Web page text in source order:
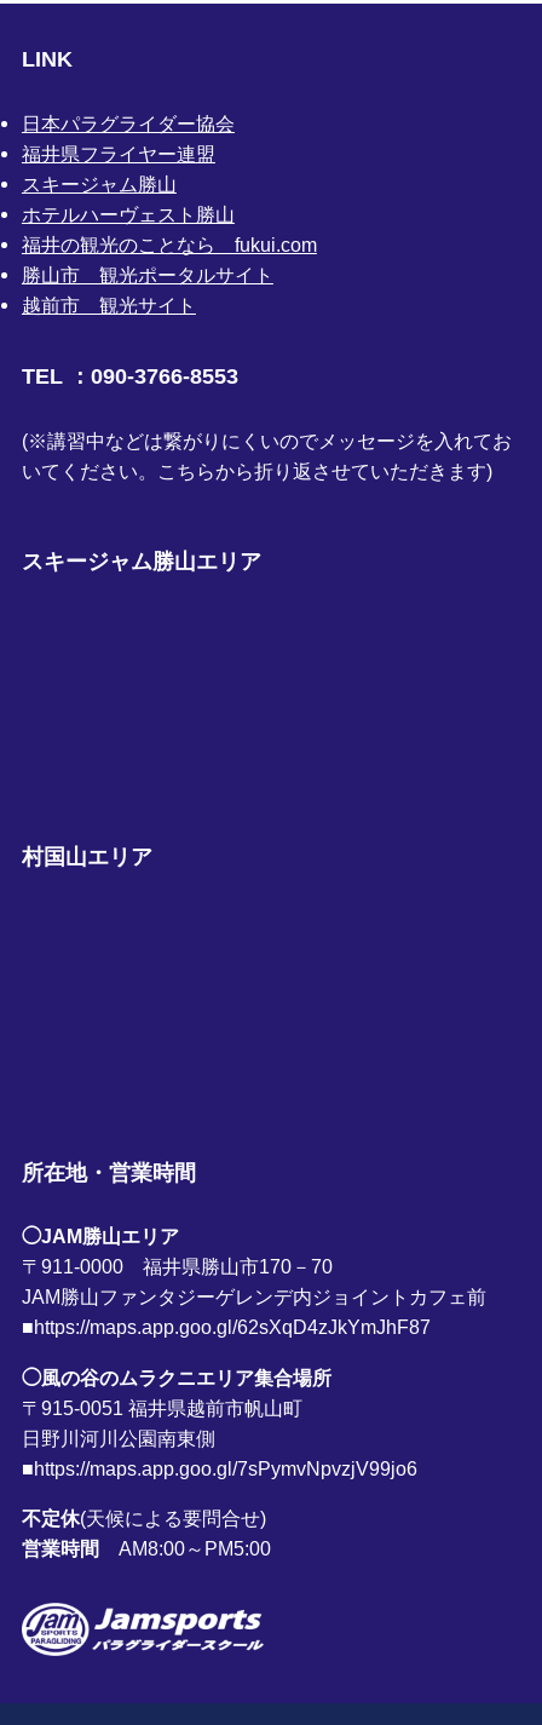
LINK
日本パラグライダー協会
福井県フライヤー連盟
スキージャム勝山
ホテルハーヴェスト勝山
福井の観光のことなら fukui.com
勝山市 観光ポータルサイト
越前市 観光サイト
TEL ：090-3766-8553
(※講習中などは繋がりにくいのでメッセージを入れてお
いてください。こちらから折り返させていただきます)
スキージャム勝山エリア
村国山エリア
所在地・営業時間
◯JAM勝山エリア
〒911-0000 福井県勝山市170－70
JAM勝山ファンタジーゲレンデ内ジョイントカフェ前
■https://maps.app.goo.gl/62sXqD4zJkYmJhF87
◯風の谷のムラクニエリア集合場所
〒915-0051 福井県越前市帆山町
日野川河川公園南東側
■https://maps.app.goo.gl/7sPymvNpvzjV99jo6
不定休(天候による要問合せ)
営業時間
AM8:00～PM5:00